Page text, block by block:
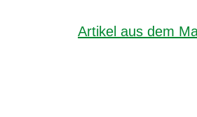
Artikel aus dem